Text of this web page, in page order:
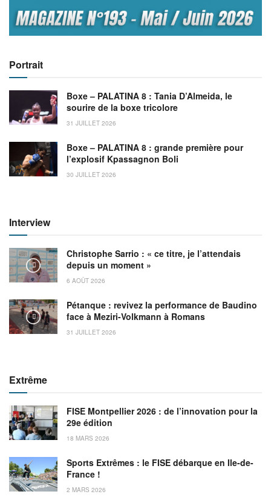
Portrait
Boxe – PALATINA 8 : Tania D’Almeida, le
sourire de la boxe tricolore
31 JUILLET 2026
Boxe – PALATINA 8 : grande première pour
l’explosif Kpassagnon Boli
30 JUILLET 2026
Interview
Christophe Sarrio : « ce titre, je l’attendais
depuis un moment »
6 AOÛT 2026
Pétanque : revivez la performance de Baudino
face à Meziri-Volkmann à Romans
31 JUILLET 2026
Extrême
FISE Montpellier 2026 : de l’innovation pour la
29e édition
18 MARS 2026
Sports Extrêmes : le FISE débarque en Ile-de-
France !
2 MARS 2026